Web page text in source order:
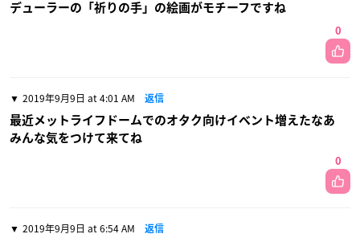
デューラーの「祈りの手」の絵画がモチーフですね
0
2019年9月9日 at 4:01 AM 返信
最近メットライフドームでのオタク向けイベント増えたなあ
みんな気をつけて来てね
0
2019年9月9日 at 6:54 AM 返信